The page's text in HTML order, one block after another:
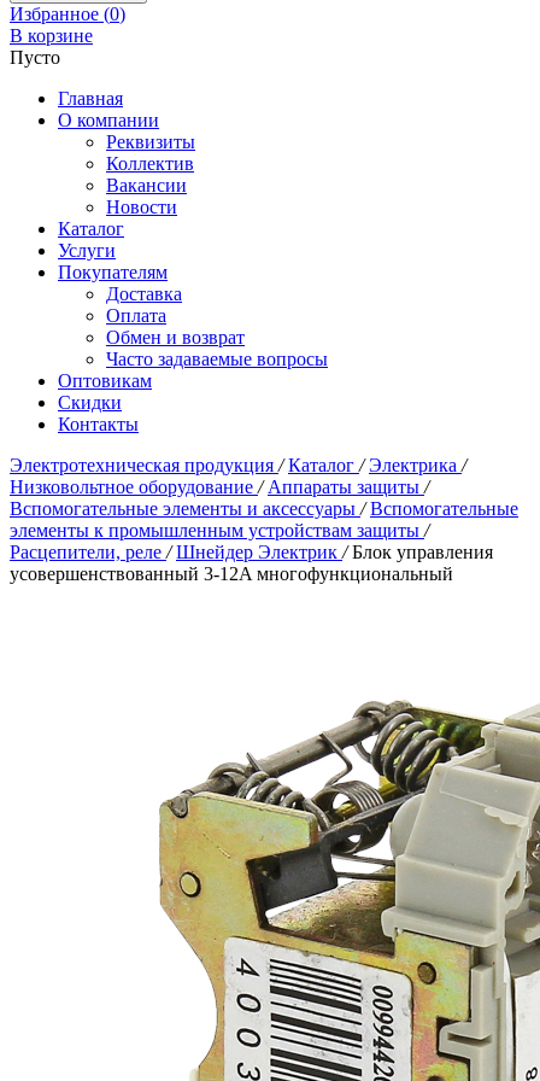
Избранное (0)
В корзине
Пусто
Главная
О компании
Реквизиты
Коллектив
Вакансии
Новости
Каталог
Услуги
Покупателям
Доставка
Оплата
Обмен и возврат
Часто задаваемые вопросы
Оптовикам
Скидки
Контакты
Электротехническая продукция / Каталог / Электрика /
Низковольтное оборудование / Аппараты защиты /
Вспомогательные элементы и аксессуары / Вспомогательные
элементы к промышленным устройствам защиты /
Расцепители, реле / Шнейдер Электрик / Блок управления
усовершенствованный 3-12A многофункциональный